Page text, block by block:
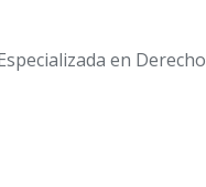
en Derecho